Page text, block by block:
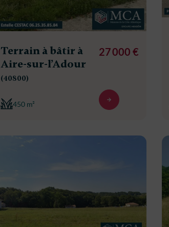
Terrain à bâtir à
Aire-sur-l’Adour
(40800)
450 m²
27 000 €